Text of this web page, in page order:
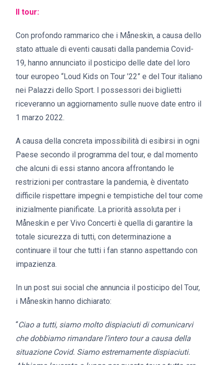
Il tour:
Con profondo rammarico che i Måneskin, a causa dello
stato attuale di eventi causati dalla pandemia Covid-
19, hanno annunciato il posticipo delle date del loro
tour europeo “Loud Kids on Tour ’22” e del Tour italiano
nei Palazzi dello Sport. I possessori dei biglietti
riceveranno un aggiornamento sulle nuove date entro il
1 marzo 2022.
A causa della concreta impossibilità di esibirsi in ogni
Paese secondo il programma del tour, e dal momento
che alcuni di essi stanno ancora affrontando le
restrizioni per contrastare la pandemia, è diventato
difficile rispettare impegni e tempistiche del tour come
inizialmente pianificate. La priorità assoluta per i
Måneskin e per Vivo Concerti è quella di garantire la
totale sicurezza di tutti, con determinazione a
continuare il tour che tutti i fan stanno aspettando con
impazienza.
In un post sui social che annuncia il posticipo del Tour,
i Måneskin hanno dichiarato:
“Ciao a tutti, siamo molto dispiaciuti di comunicarvi
che dobbiamo rimandare l’intero tour a causa della
situazione Covid. Siamo estremamente dispiaciuti.